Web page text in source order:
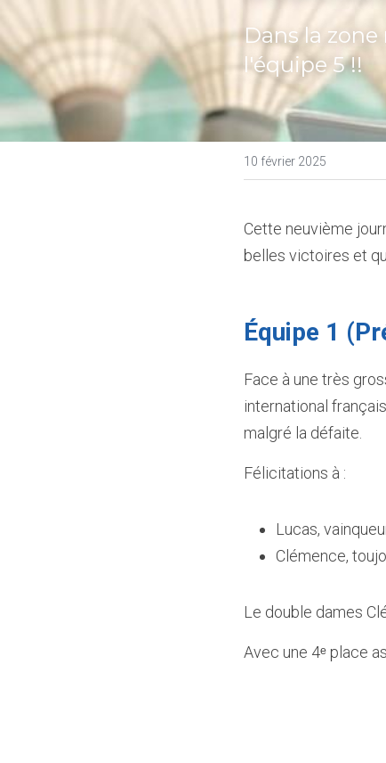
Dans la
l'équipe 5 !!
10 février 2025
Cette neuvième
belles victoires et
Équipe 1
Face à une très
international
malgré la défaite.
Félicitations à :
Lucas,
Clémence,
Le double dames
Avec une 4ᵉ place